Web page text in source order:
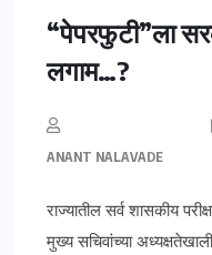
“पेपरफुटी”ला
लगाम…?
ANANT NALAVADE
राज्यातील सर्व शासकीय
मुख्य सचिवांच्या